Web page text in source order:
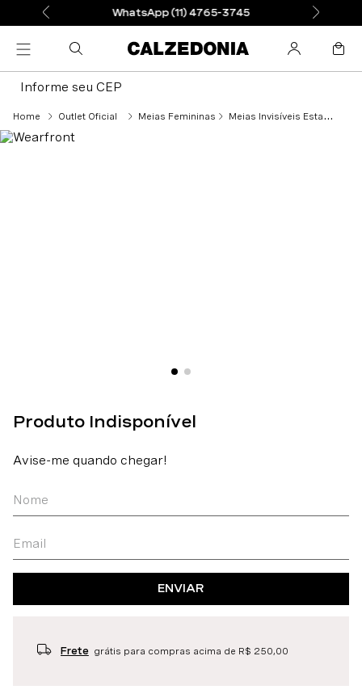
WhatsApp (11) 4765-3745
Informe seu CEP
Outlet Oficial Meias Femininas Meias Invisíveis Estampadas - Rosa
ENVIAR
Frete grátis para compras acima de R$ 250,00